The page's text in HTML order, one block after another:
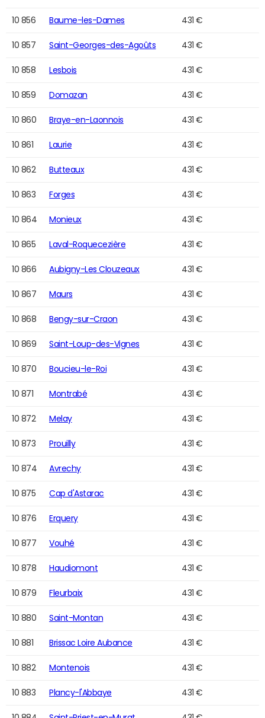
10 856 Baume-les-Dames 431 €
10 857 Saint-Georges-des-Agoûts 431 €
10 858 Lesbois 431 €
10 859 Domazan 431 €
10 860 Braye-en-Laonnois 431 €
10 861 Laurie 431 €
10 862 Butteaux 431 €
10 863 Forges 431 €
10 864 Monieux 431 €
10 865 Laval-Roquecezière 431 €
10 866 Aubigny-Les Clouzeaux 431 €
10 867 Maurs 431 €
10 868 Bengy-sur-Craon 431 €
10 869 Saint-Loup-des-Vignes 431 €
10 870 Boucieu-le-Roi 431 €
10 871 Montrabé 431 €
10 872 Melay 431 €
10 873 Prouilly 431 €
10 874 Avrechy 431 €
10 875 Cap d'Astarac 431 €
10 876 Erquery 431 €
10 877 Vouhé 431 €
10 878 Haudiomont 431 €
10 879 Fleurbaix 431 €
10 880 Saint-Montan 431 €
10 881 Brissac Loire Aubance 431 €
10 882 Montenois 431 €
10 883 Plancy-l'Abbaye 431 €